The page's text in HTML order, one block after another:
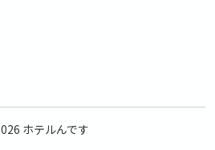
ホテルんです